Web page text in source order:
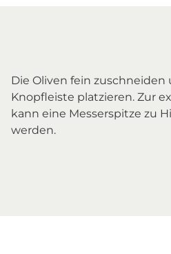
Die Oliven fein zuschneiden
Knopfleiste platzieren. Zur
kann eine Messerspitze zu
werden.